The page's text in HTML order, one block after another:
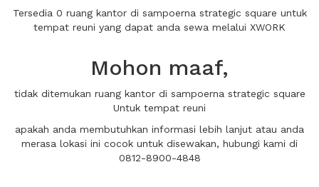
Tersedia 0 ruang kantor di sampoerna strategic square untuk
tempat reuni yang dapat anda sewa melalui XWORK
Mohon maaf,
tidak ditemukan ruang kantor di sampoerna strategic square
Untuk tempat reuni
apakah anda membutuhkan informasi lebih lanjut atau anda
merasa lokasi ini cocok untuk disewakan, hubungi kami di
0812-8900-4848